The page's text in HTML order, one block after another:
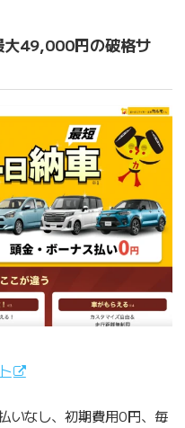
大49,000円の破格サ
いなし、初期費用0円、毎